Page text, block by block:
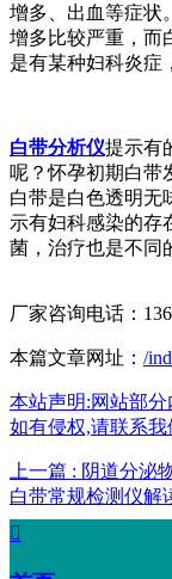
增多、出血等症状
增多比较严重，而
是有某种妇科炎症
白带分析仪提示有
呢？怀孕初期白带
白带是白色透明无
示有妇科感染的存
菌，治疗也是不同
厂家咨询电话：
本篇文章网址： /
本站声明:网站部分
如有侵权,请联系我
上一篇 : 阴道分泌
白带常规检测仪解
